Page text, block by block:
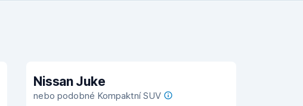
Nissan Juke
nebo podobné Kompaktní SUV